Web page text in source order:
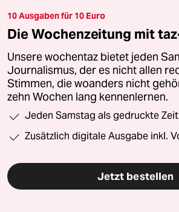
10 Ausgaben für 10 Euro
Die Wochenzeitung mit
Unsere wochentaz bietet jeden
Journalismus, der es nicht allen
Stimmen, die woanders nicht
zehn Wochen lang kennenlernen.
Jeden Samstag als gedruckte
Zusätzlich digitale Ausgabe inkl.
Jetzt bestellen